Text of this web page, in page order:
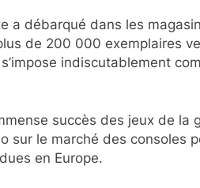
a débarqué dans les
de 200 000 exemplaires
indiscutablement
succès des jeux de la
sur le marché des consoles
en Europe.